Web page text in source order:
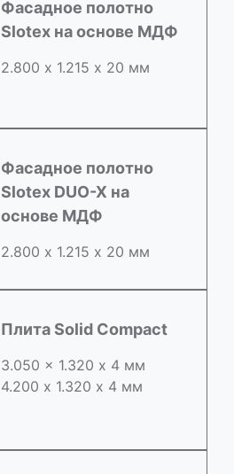
Фасадное полотно
Slotex на основе МДФ
2.800 х 1.215 х 20 мм
Фасадное полотно
Slotex DUO-X на
основе МДФ
2.800 х 1.215 х 20 мм
Плита Solid Compact
3.050 x 1.320 х 4 мм
4.200 x 1.320 х 4 мм